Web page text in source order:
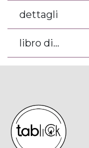
dettagli
libro di...